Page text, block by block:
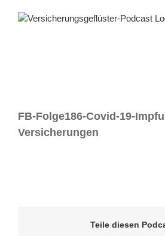
Inhalt
FB-Folge186-Covid-19-
Versicherungen
Teile diesen